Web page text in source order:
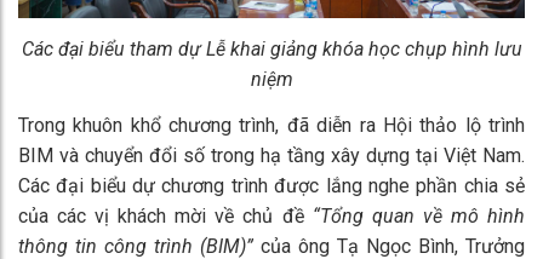
Các đại biểu tham dự Lễ khai giảng khóa học chụp hình lưu
niệm
Trong khuôn khổ chương trình, đã diễn ra Hội thảo lộ trình
BIM và chuyển đổi số trong hạ tầng xây dựng tại Việt Nam.
Các đại biểu dự chương trình được lắng nghe phần chia sẻ
của các vị khách mời về chủ đề “Tổng quan về mô hình
thông tin công trình (BIM)” của ông Tạ Ngọc Bình, Trưởng